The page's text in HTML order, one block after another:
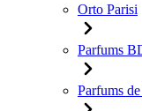
Orto Parisi
Parfums
Parfums